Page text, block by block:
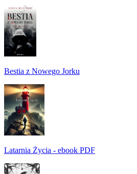
Bestia z Nowego Jorku
Latarnia Życia - ebook PDF